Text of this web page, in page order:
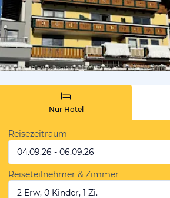
Nur Hotel
Reisezeitraum
04.09.26 - 06.09.26
Reiseteilnehmer & Zimmer
2 Erw, 0 Kinder, 1 Zi.